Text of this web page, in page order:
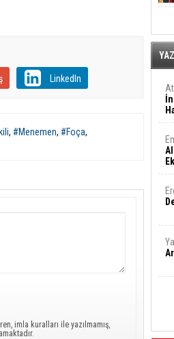
LinkedIn
, #Menemen, #Foça,
imla kuralları ile yazılmamış,